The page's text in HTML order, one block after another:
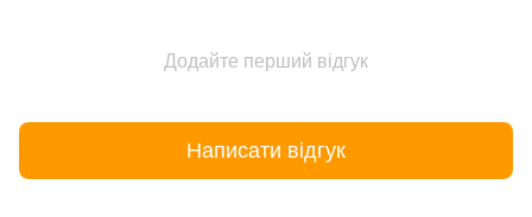
Додайте перший відгук
Написати відгук